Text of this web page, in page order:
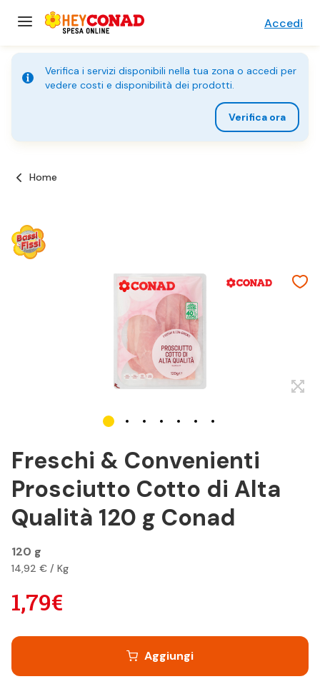
Accedi
Verifica i servizi disponibili nella tua zona o accedi per
vedere costi e disponibilità dei prodotti.
Verifica ora
Home
Freschi & Convenienti
Prosciutto Cotto di Alta
Qualità 120 g Conad
120 g
14,92 € / Kg
1,79€
Aggiungi